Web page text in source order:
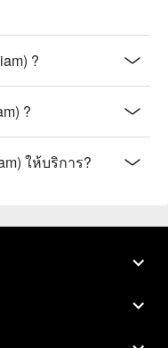
?
?
ให้บริการ?